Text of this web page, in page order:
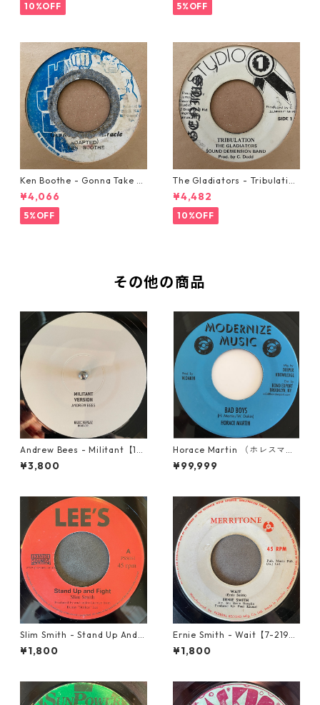
10%OFF 5%OFF
Ken Boothe - Gonna Take A
Miracle【7-21362】
¥4,066
5%OFF
The Gladiators - Tribulation
【7-21365】
¥4,482
10%OFF
その他の商品
Andrew Bees ‎- Militant【12-
50066】
¥3,800
Horace Martin （ホレスマー
ティン） - Bad Boys【7'】
¥99,999
Slim Smith - Stand Up And F
ight 【7-21832】
¥1,800
Ernie Smith - Wait【7-2196
0】
¥1,800